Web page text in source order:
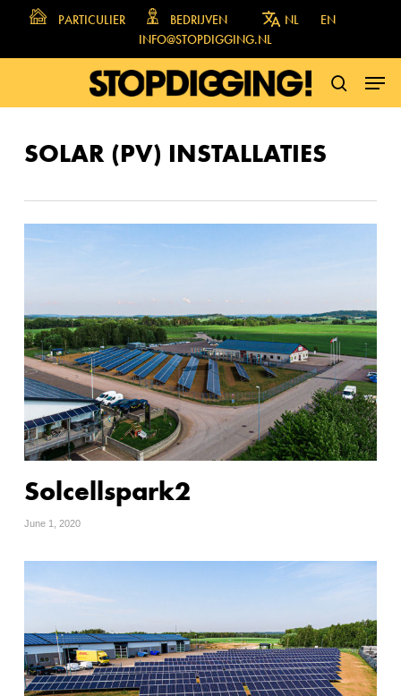
main
PARTICULIER BEDRIJVEN NL
EN
INFO@STOPDIGGING.NL
SOLAR (PV) INSTALLATIES
Solcellspark2
June 1, 2020